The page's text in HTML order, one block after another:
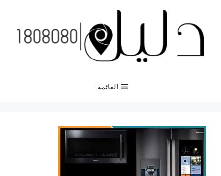
المحتوى
القائمة